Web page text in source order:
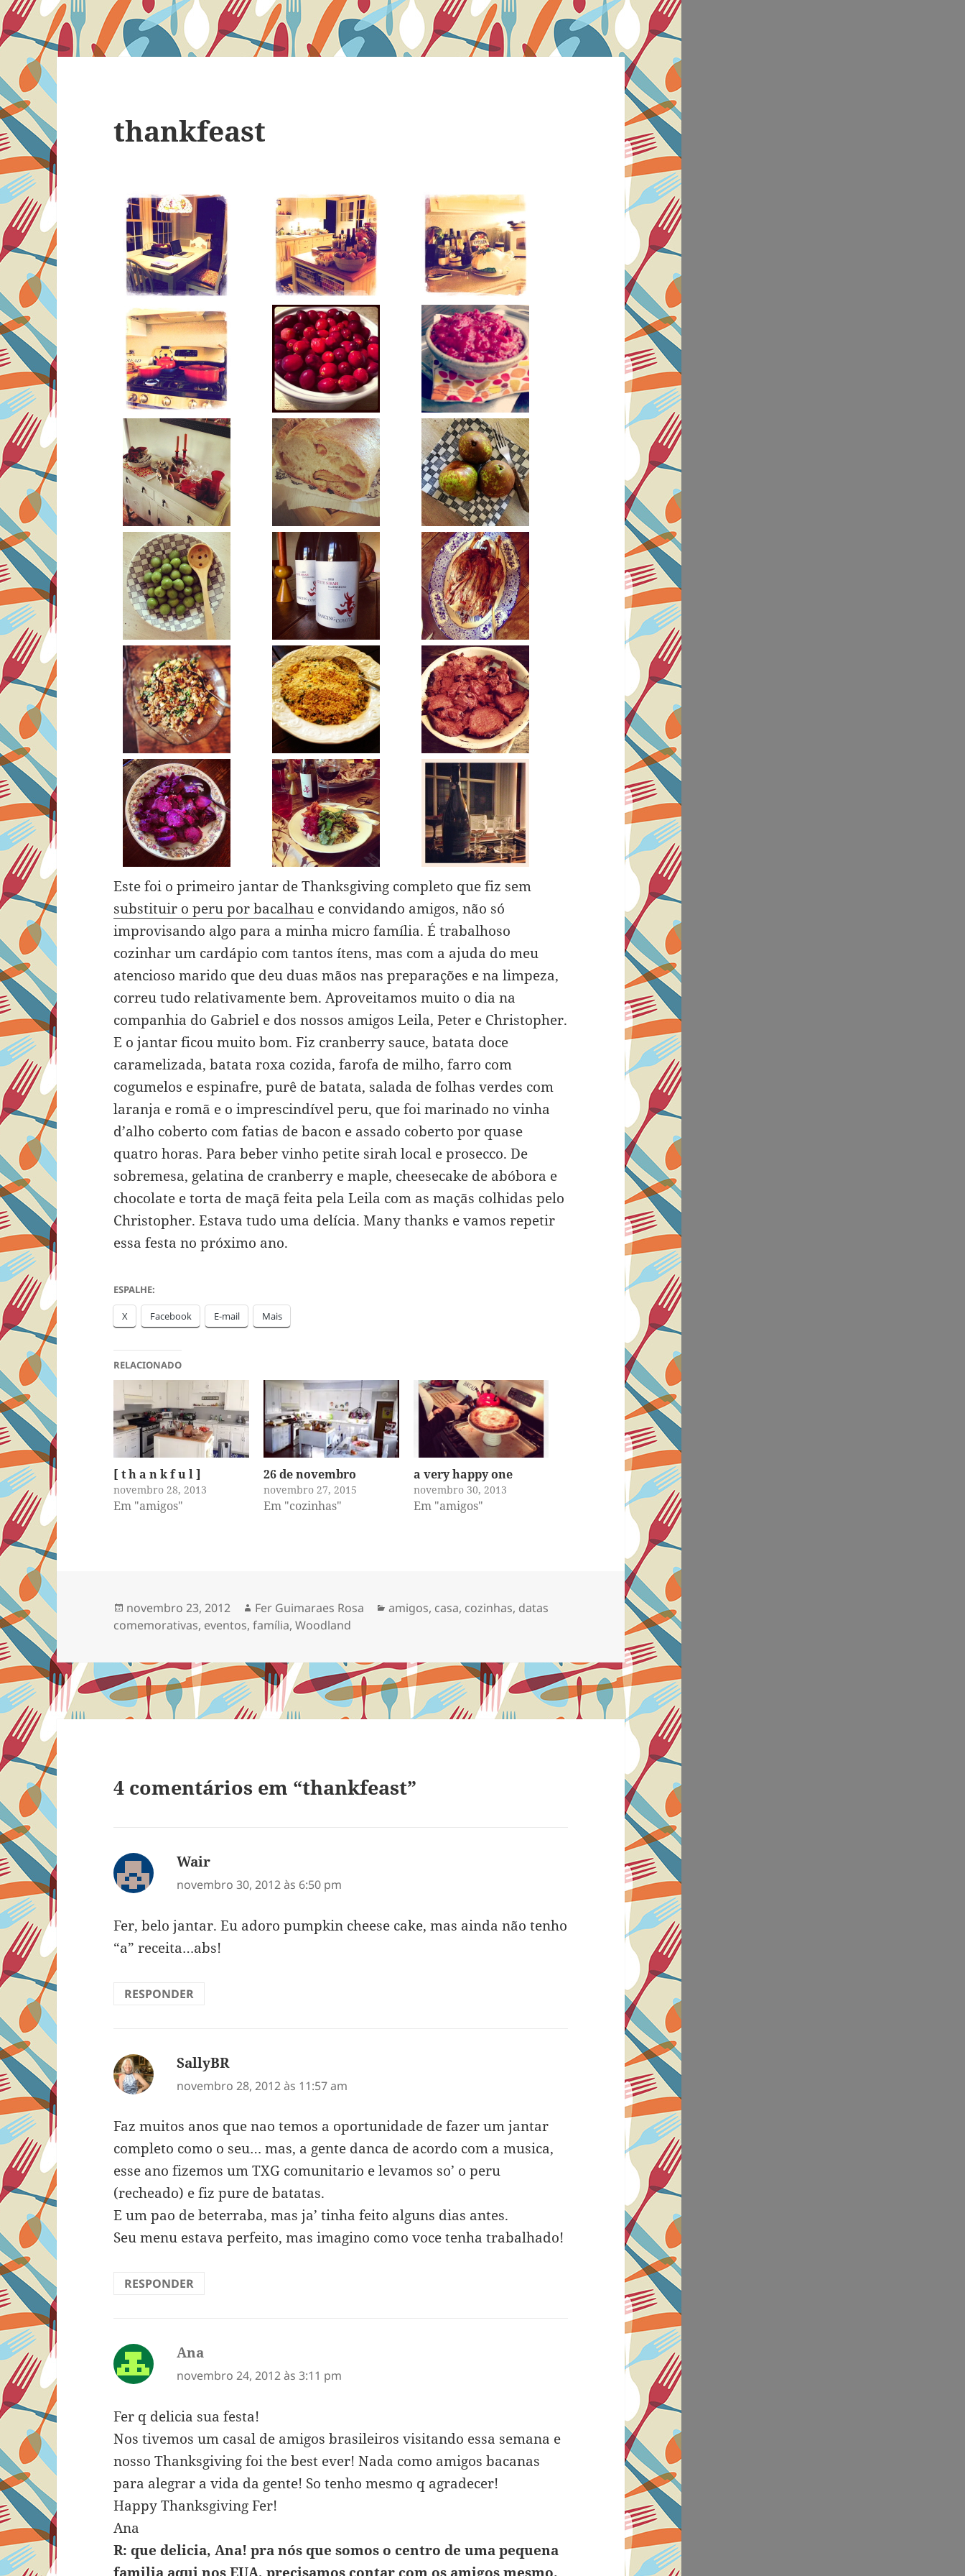
thankfeast
Este foi o primeiro jantar de Thanksgiving completo que fiz sem
substituir o peru por bacalhau e convidando amigos, não só
improvisando algo para a minha micro família. É trabalhoso
cozinhar um cardápio com tantos ítens, mas com a ajuda do meu
atencioso marido que deu duas mãos nas preparações e na limpeza,
correu tudo relativamente bem. Aproveitamos muito o dia na
companhia do Gabriel e dos nossos amigos Leila, Peter e Christopher.
E o jantar ficou muito bom. Fiz cranberry sauce, batata doce
caramelizada, batata roxa cozida, farofa de milho, farro com
cogumelos e espinafre, purê de batata, salada de folhas verdes com
laranja e romã e o imprescindível peru, que foi marinado no vinha
d’alho coberto com fatias de bacon e assado coberto por quase
quatro horas. Para beber vinho petite sirah local e prosecco. De
sobremesa, gelatina de cranberry e maple, cheesecake de abóbora e
chocolate e torta de maçã feita pela Leila com as maçãs colhidas pelo
Christopher. Estava tudo uma delícia. Many thanks e vamos repetir
essa festa no próximo ano.
ESPALHE:
X Facebook E-mail Mais
RELACIONADO
[ t h a n k f u l ]
novembro 28, 2013
Em "amigos"
26 de novembro
novembro 27, 2015
Em "cozinhas"
a very happy one
novembro 30, 2013
Em "amigos"
Publicado
em
novembro 23, 2012 Autor
Fer Guimaraes Rosa Categorias
amigos, casa, cozinhas, datas
comemorativas, eventos,família,Woodland
4 comentários em “thankfeast”
Wair
novembro 30, 2012 às 6:50 pm
Fer, belo jantar. Eu adoro pumpkin cheese cake, mas ainda não tenho
“a” receita…abs!
RESPONDER
SallyBRdisse:
novembro 28, 2012 às 11:57 am
Faz muitos anos que nao temos a oportunidade de fazer um jantar
completo como o seu… mas, a gente danca de acordo com a musica,
esse ano fizemos um TXG comunitario e levamos so’ o peru
(recheado) e fiz pure de batatas.
E um pao de beterraba, mas ja’ tinha feito alguns dias antes.
Seu menu estava perfeito, mas imagino como voce tenha trabalhado!
RESPONDER
Ana
novembro 24, 2012 às 3:11 pm
Fer q delicia sua festa!
Nos tivemos um casal de amigos brasileiros visitando essa semana e
nosso Thanksgiving foi the best ever! Nada como amigos bacanas
para alegrar a vida da gente! So tenho mesmo q agradecer!
Happy Thanksgiving Fer!
Ana
R: que delicia, Ana! pra nós que somos o centro de uma pequena